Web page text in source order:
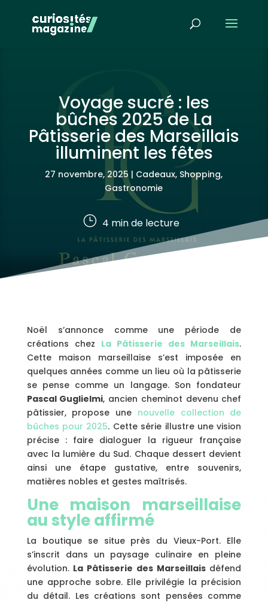
Voyage sucré : les
bûches 2025 de La
Pâtisserie des Marseillais
illuminent les fêtes
27 novembre, 2025 | Cadeaux, Shopping,
Gastronomie
} 4 min de lecture
Noël s’annonce comme une période de
créations chez La Pâtisserie des Marseillais.
Cette maison marseillaise s’est imposée en
quelques années comme un lieu où la pâtisserie
se pense comme un langage. Son fondateur
Pascal Guglielmi, ancien cheminot devenu chef
pâtissier, propose une nouvelle collection de
bûches pour 2025. Cette série illustre une vision
précise : faire dialoguer la rigueur française
avec la lumière du Sud. Chaque dessert devient
ainsi une étape gustative, entre souvenirs,
matières nobles et gestes maîtrisés.
Une maison marseillaise
au style affirmé
La boutique se situe près du Vieux-Port. Elle
s’inscrit dans un paysage culinaire en pleine
évolution. La Pâtisserie des Marseillaisdéfend
une approche sobre. Elle privilégie la précision
du détail. Les créations sont pensées comme